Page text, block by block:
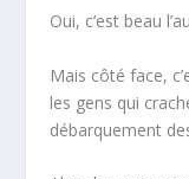
Oui, c’est beau
Mais côté face,
les gens qui
débarquement